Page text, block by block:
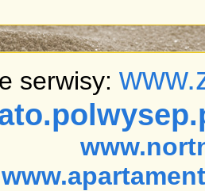
serwisy: